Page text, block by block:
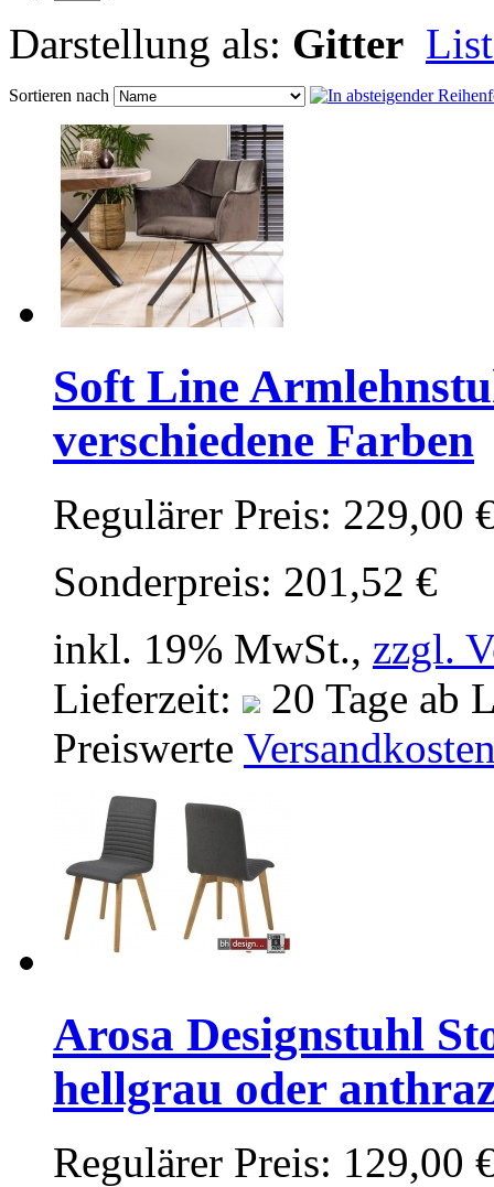
Darstellung als: Gitter
Sortieren nach
Soft Line
verschiedene Farben
Regulärer Preis: 229,00
Sonderpreis: 201,52 €
inkl. 19% MwSt., zzgl.
Lieferzeit:
20 Tage ab
Preiswerte
Arosa Designstuhl
hellgrau oder
Regulärer Preis: 129,00